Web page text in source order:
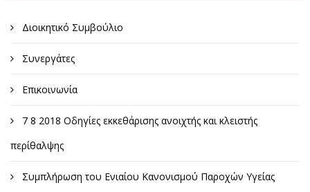
Διοικητικό Συμβούλιο
Συνεργάτες
Επικοινωνία
7 8 2018 Οδηγίες εκκεθάρισης ανοιχτής και κλειστής
περίθαλψης
Συμπλήρωση του Ενιαίου Κανονισμού Παροχών Υγείας